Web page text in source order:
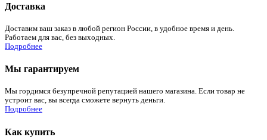
Доставка
Доставим ваш заказ в любой регион России, в удобное время и день.
Работаем для вас, без выходных.
Подробнее
Мы гарантируем
Мы гордимся безупречной репутацией нашего магазина. Если товар не
устроит вас, вы всегда сможете вернуть деньги.
Подробнее
Как купить